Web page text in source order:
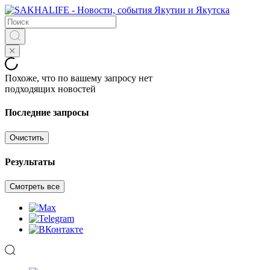
Похоже, что по вашему запросу нет
подходящих новостей
Последние запросы
Очистить
Результаты
Смотреть все